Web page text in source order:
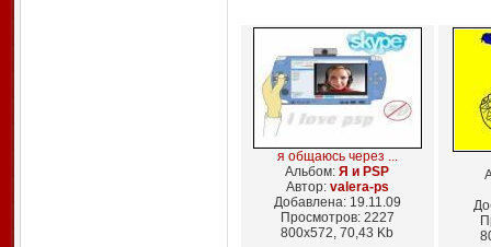
я общаюсь через ...
Альбом: Я и PSP
Автор: valera-ps
Добавлена: 19.11.09
Просмотров: 2227
800x572, 70,43 Kb